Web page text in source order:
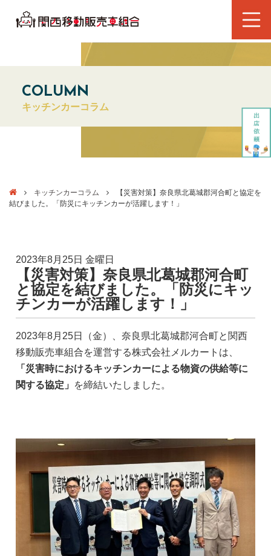
COLUMN
キッチンカーコラム
キッチンカーコラム
【災害対策】奈良県北葛城郡河合町と協定を
結びました。「防災にキッチンカーが活躍します！」
2023年8月25日 金曜日
【災害対策】奈良県北葛城郡河合町
と協定を結びました。「防災にキッ
チンカーが活躍します！」
2023年8月25日（金）、奈良県北葛城郡河合町と関西
移動販売車組合を運営する株式会社メルカートは、
「災害時におけるキッチンカーによる物資の供給等に
関する協定」
を締結いたしました。